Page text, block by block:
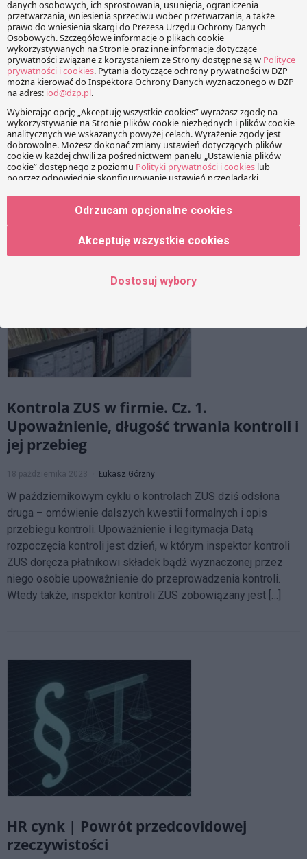
AI a prawo pracy
14 lutego 2024 Łukasz Górzny
Rozwiązania wspierane sztuczną inteligencją w codziennym
użytku, także w pracy, stają się rzeczywistością. Aby
odpowiedzieć wyzwaniom, jakie sztuczna inteligencja za
sobą niesie, w UE już kilka lat temu zaczęto prace na
kompleksową regulacją prawną. Dziś są one na ukończeniu i
w niedługim czasie należy oczekiwać finalnego kształtu
nowych przepisów. Czego […]
Kontrola ZUS w firmie. Cz. 1.
Upoważnienie, długość trwania kontroli i
jej przebieg
18 października 2023 Łukasz Górzny
W październikowym cyklu o kontrolach ZUS dziś odsłona
druga – omówienie dalszych kwestii formalnych i opis
przebiegu kontroli. Upoważnienie i legitymacja Datą
rozpoczęcia kontroli jest dzień, w którym inspektor kontroli
ZUS doręcza płatnikowi składek bądź wyznaczonej przez
niego osobie upoważnienie do przeprowadzenia kontroli.
Wtedy także, inspektor kontroli ZUS zobowiązany jest […]
HR cynk | Powrót przedcovidowej
rzeczywistości
Odrzucam opcjonalne cookies
Akceptuję wszystkie cookies
Dostosuj wybory